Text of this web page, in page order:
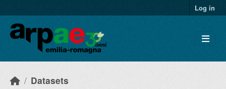
Log in
Datasets